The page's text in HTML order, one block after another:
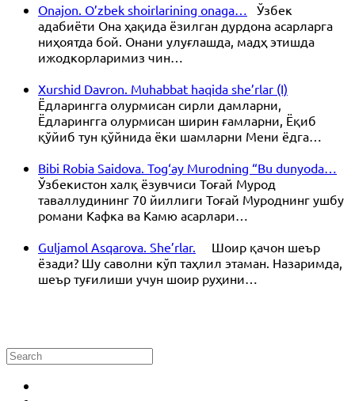
Onajon. O’zbek shoirlarining onaga…
Ўзбек
адабиёти Она ҳақида ёзилган дурдона асарларга
ниҳоятда бой. Онани улуғлашда, мадҳ этишда
ижодкорларимиз чин…
Xurshid Davron. Muhabbat haqida she’rlar (I)
Ёдларингга олурмисан сирли дамларни,
Ёдларингга олурмисан ширин ғамларни, Ёқиб
қўйиб тун қўйнида ёки шамларни Мени ёдга…
Bibi Robia Saidova. Tog‘ay Murodning “Bu dunyoda…
Ўзбекистон халқ ёзувчиси Тоғай Мурод
таваллудининг 70 йиллиги Тоғай Муроднинг ушбу
романи Кафка ва Камю асарлари…
Guljamol Asqarova. She’rlar.
Шоир қачон шеър
ёзади? Шу саволни кўп таҳлил этаман. Назаримда,
шеър туғилиши учун шоир руҳини…